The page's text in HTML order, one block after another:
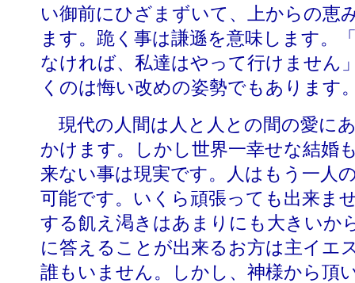
い御前にひざまずいて、上からの恵
ます。跪く事は謙遜を意味します。
なければ、私達はやって行けません
くのは悔い改めの姿勢でもあります
現代の人間は人と人との間の愛に
かけます。しかし世界一幸せな結婚
来ない事は現実です。人はもう一人
可能です。いくら頑張っても出来ま
する飢え渇きはあまりにも大きいか
に答えることが出来るお方は主イエ
誰もいません。しかし、神様から頂